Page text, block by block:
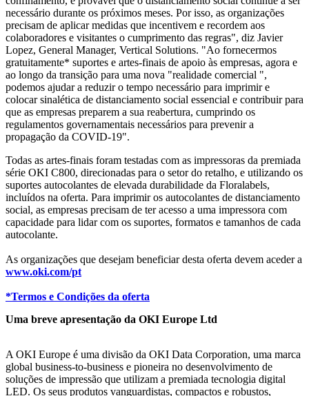
necessário durante os próximos meses. Por isso, as organizações
precisam de aplicar medidas que incentivem e recordem aos
colaboradores e visitantes o cumprimento das regras", diz Javier
Lopez, General Manager, Vertical Solutions. "Ao fornecermos
gratuitamente* suportes e artes-finais de apoio às empresas, agora e
ao longo da transição para uma nova "realidade comercial ",
podemos ajudar a reduzir o tempo necessário para imprimir e
colocar sinalética de distanciamento social essencial e contribuir para
que as empresas preparem a sua reabertura, cumprindo os
regulamentos governamentais necessários para prevenir a
propagação da COVID-19".
Todas as artes-finais foram testadas com as impressoras da premiada
série OKI C800, direcionadas para o setor do retalho, e utilizando os
suportes autocolantes de elevada durabilidade da Floralabels,
incluídos na oferta. Para imprimir os autocolantes de distanciamento
social, as empresas precisam de ter acesso a uma impressora com
capacidade para lidar com os suportes, formatos e tamanhos de cada
autocolante.
As organizações que desejam beneficiar desta oferta devem aceder a
www.oki.com/pt
*Termos e Condições da oferta
Uma breve apresentação da OKI Europe Ltd
A OKI Europe é uma divisão da OKI Data Corporation, uma marca
global business-to-business e pioneira no desenvolvimento de
soluções de impressão que utilizam a premiada tecnologia digital
LED. Os seus produtos vanguardistas, compactos e robustos,